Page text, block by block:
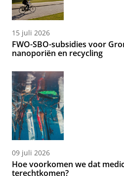
15 juli 2026
FWO-SBO-subsidies voor
nanoporiën en recycling
09 juli 2026
Hoe voorkomen we dat
terechtkomen?